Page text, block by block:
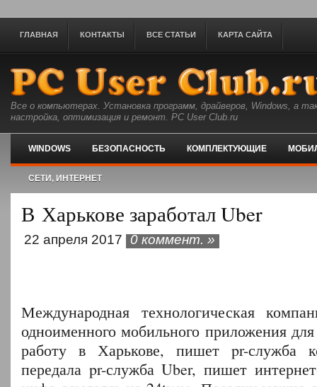
ГЛАВНАЯ КОНТАКТЫ ВСЕ СТАТЬИ КАРТА САЙТА
Все о компьютерах. Установка программ, драйверов, Windows, а
настройка, оптимизация и ремонт. PC User Club.ru
WINDOWS БЕЗОПАСНОСТЬ КОМПЛЕКТУЮЩИЕ
СЕТИ, ИНТЕРНЕТ
В Харькове заработал Uber
22 апреля 2017 0 коммент. »
Международная технологическая
одноименного мобильного приложения
работу в Харькове, пишет pr-служба
передала pr-служба Uber, пишет